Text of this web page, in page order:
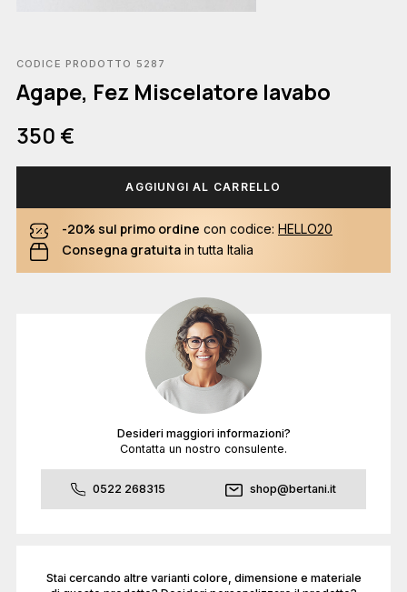
CODICE PRODOTTO 5287
Agape, Fez Miscelatore lavabo
350 €
AGGIUNGI AL CARRELLO
-20% sul primo ordine con codice: HELLO20
Consegna gratuita in tutta Italia
Desideri maggiori informazioni?
Contatta un nostro consulente.
0522 268315 shop@bertani.it
Stai cercando altre varianti colore, dimensione e materiale